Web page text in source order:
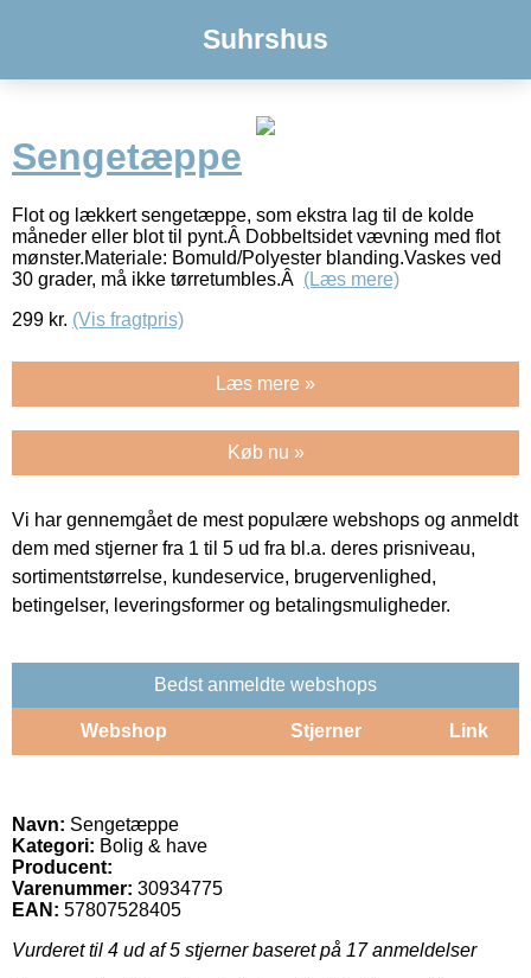
Suhrshus
Sengetæppe
Flot og lækkert sengetæppe, som ekstra lag til de kolde
måneder eller blot til pynt.Â Dobbeltsidet vævning med flot
mønster.Materiale: Bomuld/Polyester blanding.Vaskes ved
30 grader, må ikke tørretumbles.Â (Læs mere)
299 kr. (Vis fragtpris)
Læs mere »
Køb nu »
Vi har gennemgået de mest populære webshops og anmeldt
dem med stjerner fra 1 til 5 ud fra bl.a. deres prisniveau,
sortimentstørrelse, kundeservice, brugervenlighed,
betingelser, leveringsformer og betalingsmuligheder.
Bedst anmeldte webshops
Webshop Stjerner Link
Navn: Sengetæppe
Kategori: Bolig & have
Producent:
Varenummer: 30934775
EAN: 57807528405
Vurderet til 4 ud af 5 stjerner baseret på 17anmeldelser